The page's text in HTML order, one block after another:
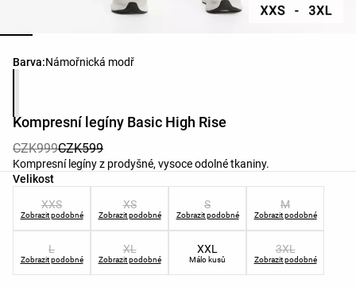
Barva:Námořnická modř
Seznam barev produktu
Kompresní legíny Basic High Rise
CZK999CZK599
Kompresní legíny z prodyšné, vysoce odolné tkaniny.
Velikost
Seznam velikostí produktu
XXS
Zobrazit podobné
XS
Zobrazit podobné
S
Zobrazit podobné
M
Zobrazit podobné
L
Zobrazit podobné
XL
Zobrazit podobné
XXL
Málo kusů
3XL
Zobrazit podobné